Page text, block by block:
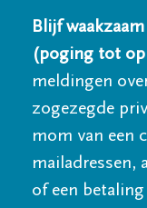
Blijf
(poging tot
meldingen
zogezegde
mom van een
mailadressen,
of een